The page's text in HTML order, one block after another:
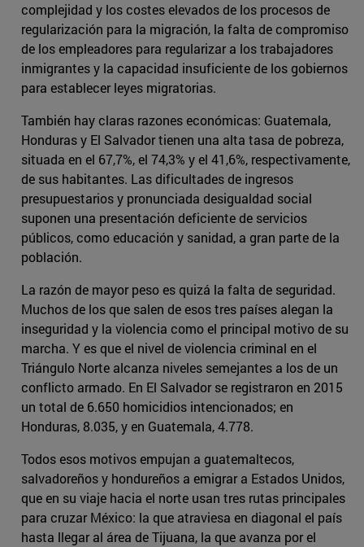
complejidad y los costes elevados de los procesos de
regularización para la migración, la falta de compromiso
de los empleadores para regularizar a los trabajadores
inmigrantes y la capacidad insuficiente de los gobiernos
para establecer leyes migratorias.
También hay claras razones económicas: Guatemala,
Honduras y El Salvador tienen una alta tasa de pobreza,
situada en el 67,7%, el 74,3% y el 41,6%, respectivamente,
de sus habitantes. Las dificultades de ingresos
presupuestarios y pronunciada desigualdad social
suponen una presentación deficiente de servicios
públicos, como educación y sanidad, a gran parte de la
población.
La razón de mayor peso es quizá la falta de seguridad.
Muchos de los que salen de esos tres países alegan la
inseguridad y la violencia como el principal motivo de su
marcha. Y es que el nivel de violencia criminal en el
Triángulo Norte alcanza niveles semejantes a los de un
conflicto armado. En El Salvador se registraron en 2015
un total de 6.650 homicidios intencionados; en
Honduras, 8.035, y en Guatemala, 4.778.
Todos esos motivos empujan a guatemaltecos,
salvadoreños y hondureños a emigrar a Estados Unidos,
que en su viaje hacia el norte usan tres rutas principales
para cruzar México: la que atraviesa en diagonal el país
hasta llegar al área de Tijuana, la que avanza por el